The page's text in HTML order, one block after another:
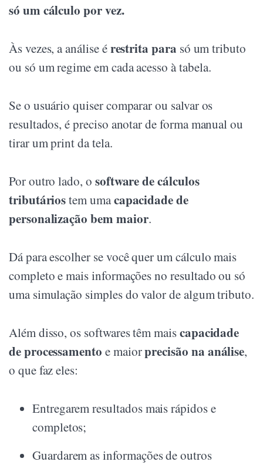
só um cálculo por vez.
Às vezes, a análise érestrita para só um tributo
ou só um regime em cada acesso à tabela.
Se o usuário quiser comparar ou salvar os
resultados, é preciso anotar de forma manual ou
tirar um print da tela.
Por outro lado, o software de cálculos
tributáriostem umacapacidade de
personalização bem maior.
Dá para escolher se você quer um cálculo mais
completo e mais informações no resultado ou só
uma simulação simples do valor de algum tributo.
Além disso, os softwares têm maiscapacidade
de processamento e maiorprecisão na análise,
o que faz eles:
Entregarem resultados mais rápidos e
completos;
Guardarem as informações de outros